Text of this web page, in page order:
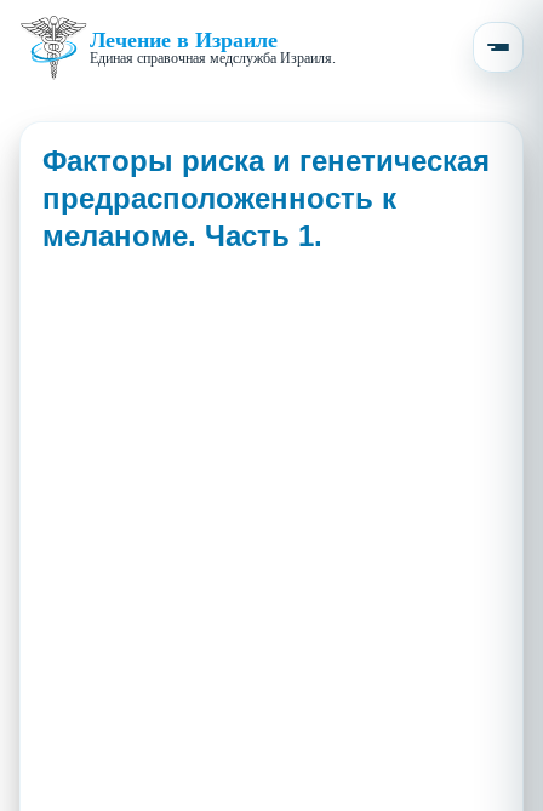
Лечение в Израиле
Единая справочная медслужба Израиля.
Факторы риска и генетическая
предрасположенность к
меланоме. Часть 1.